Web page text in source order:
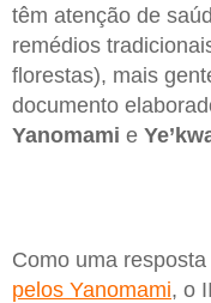
têm atenção de
remédios
florestas), mais
documento
Yanomami e
Como uma
pelos Yanomami, o